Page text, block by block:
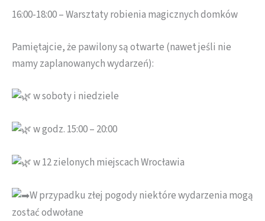
16:00-18:00 – Warsztaty robienia magicznych domków
Pamiętajcie, że pawilony są otwarte (nawet jeśli nie
mamy zaplanowanych wydarzeń):
w soboty i niedziele
w godz. 15:00 – 20:00
w 12 zielonych miejscach Wrocławia
W przypadku złej pogody niektóre wydarzenia mogą
zostać odwołane